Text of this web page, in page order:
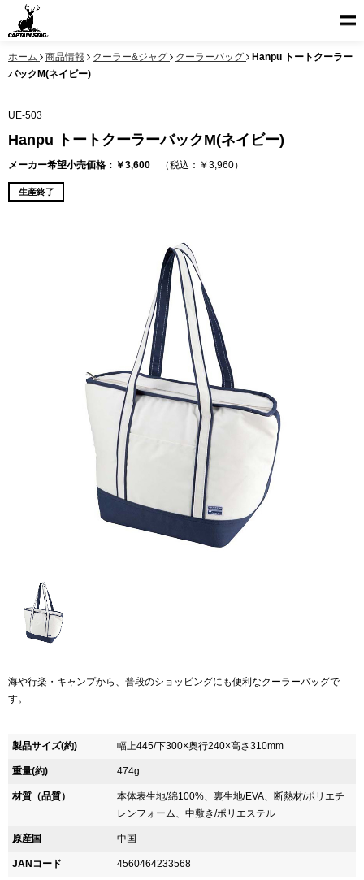
ホーム 商品情報 クーラー&ジャグ クーラーバッグ
Hanpu トートクーラー
バックM(ネイビー)
UE-503
Hanpu トートクーラーバックM(ネイビー)
メーカー希望小売価格：￥3,600 （税込：￥3,960）
生産終了
海や行楽・キャンプから、普段のショッピングにも便利なクーラーバッグで
す。
製品サイズ(約) 幅上445/下300×奥行240×高さ310mm
重量(約) 474g
材質（品質）
本体表生地/綿100%、裏生地/EVA、断熱材/ポリエチ
レンフォーム、中敷き/ポリエステル
原産国 中国
JANコード 4560464233568